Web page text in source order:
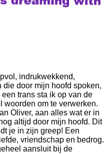
indrukwekkend,
door mijn hoofd spoken,
trans sta ik op van de
woorden om te verwerken.
Oliver, aan alles wat er in
altijd door mijn hoofd. Dit
je in zijn greep! Een
vriendschap en bedrog.
aansluit bij de